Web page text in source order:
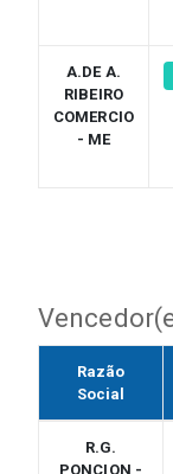
A.DE A.
RIBEIRO
COMERCIO
- ME
Razão
Social
R.G.
PONCION -